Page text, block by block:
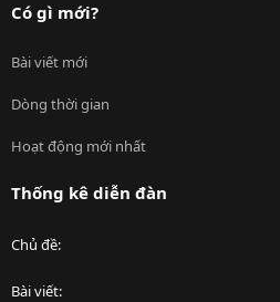
Có gì mới?
Bài viết mới
Dòng thời gian
Hoạt động mới nhất
Thống kê diễn đàn
Chủ đề
Bài viết